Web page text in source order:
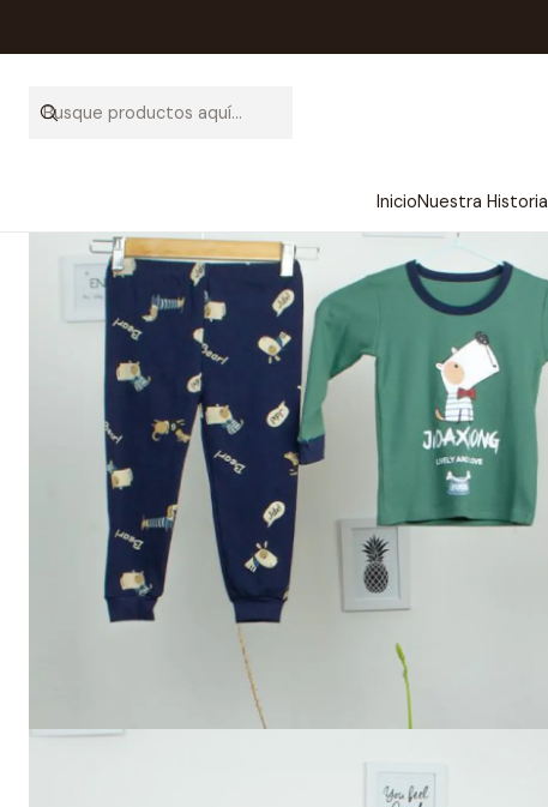
InicioNuestra Historia